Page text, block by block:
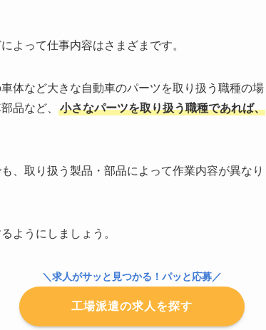
よって仕事内容はさまざまです。
体など大きな自動車のパーツを取り扱う職種の場
品など、
小さなパーツを取り扱う職種であれば、
、取り扱う製品・部品によって作業内容が異なり
ようにしましょう。
＼求人がサッと見つかる！パッと応募／
工場派遣の求人を探す